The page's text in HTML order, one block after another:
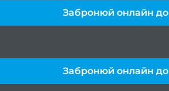
Забронюй онлайн до
Забронюй онлайн до